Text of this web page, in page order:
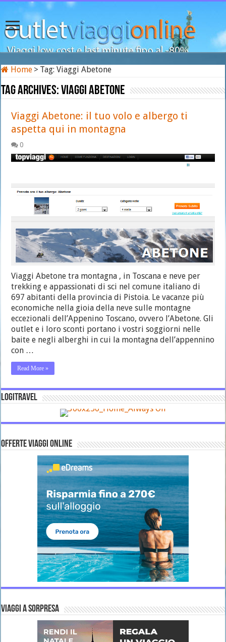
Home > Tag:Viaggi Abetone
Tag Archives:Viaggi Abetone
Viaggi Abetone: il tuo volo e albergo ti
aspetta qui in montagna
0
Viaggi Abetone tra montagna , in Toscana e neve per
trekking e appassionati di sci nel comune italiano di
697 abitanti della provincia di Pistoia. Le vacanze più
economiche nella gioia della neve sulle montagne
eccezionali dell’Appenino Toscano, ovvero l’Abetone. Gli
outlet e i loro sconti portano i vostri soggiorni nelle
baite e negli alberghi in cui la montagna dell’appennino
con …
Read More »
LOGITRAVEL
OFFERTE VIAGGI ONLINE
VIAGGI A SORPRESA